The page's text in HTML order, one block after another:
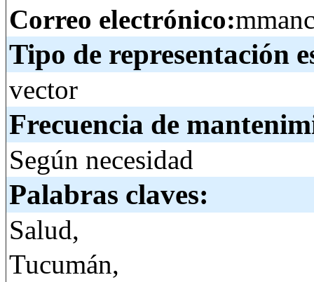
Correo electrónico:
Tipo de representación
vector
Frecuencia de
Según necesidad
Palabras claves:
Salud,
Tucumán,